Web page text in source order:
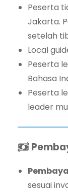
Peserta
Jakarta.
setelah
Local
Peserta
Bahasa
Peserta
leader
sesuai